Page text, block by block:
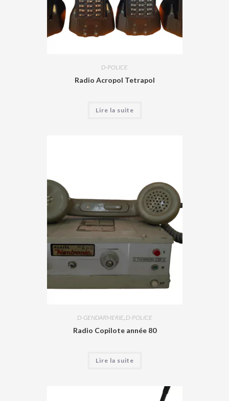
D-POLICE
Radio Acropol Tetrapol
Lire la suite
D-GENDARMERIE, D-POLICE
Radio Copilote année 80
Lire la suite